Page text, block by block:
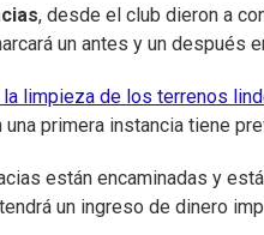
, desde el club dieron a
un antes y un después
limpieza de los terrenos
una primera instancia tiene
están encaminadas y
un ingreso de dinero